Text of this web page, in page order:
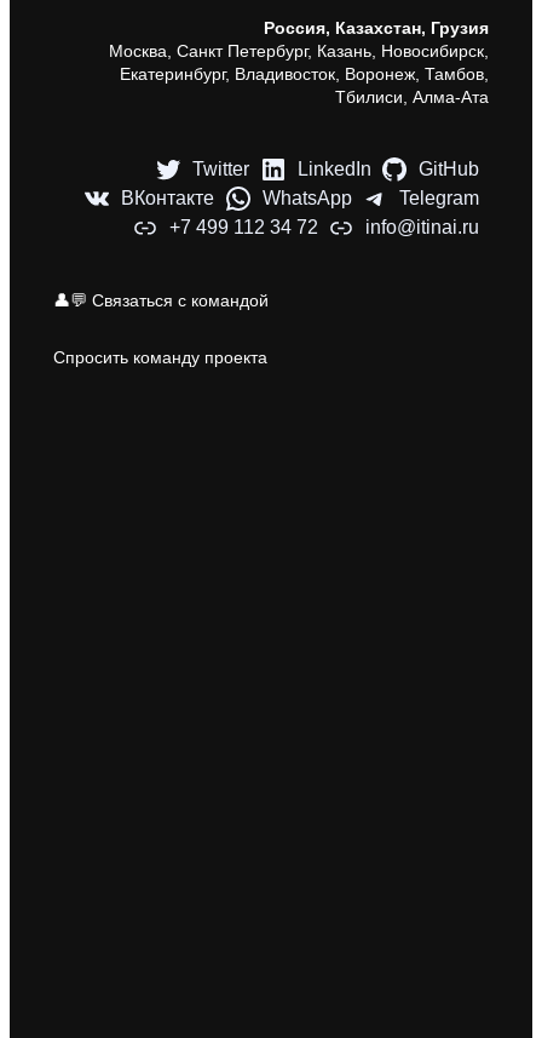
Россия, Казахстан, Грузия
Москва, Санкт Петербург, Казань, Новосибирск,
Екатеринбург, Владивосток, Воронеж, Тамбов,
Тбилиси, Алма-Ата
Twitter LinkedIn
GitHub
ВКонтакте
WhatsApp
Telegram
+7 499 112 34 72
info@itinai.ru
👤💬 Связаться с командой
Спросить команду проекта